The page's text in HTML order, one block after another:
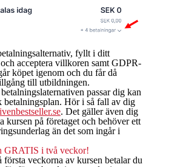
fyllt i ditt
acceptera villkoren samt GDPR-
köpet igenom och du får då
till utbildningen.
passar dig kan
betalningsplan. Hör i så fall av dig
. Det gäller även dig
kursen på företaget och behöver ett
än det som ingår i
GRATIS i två veckor!
första veckorna av kursen betalar du